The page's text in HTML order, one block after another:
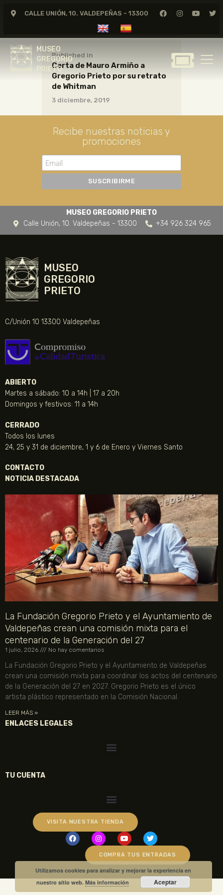
CALLE UNIÓN, 10. VALDEPEÑAS - 13300
MUSEO
GREGORIO
PRIETO
MUSEO
GREGORIO
GREGORIO PRIETO
MUSEO
ARCHIVO
CERTAMEN DE DIBUJO
FUNDACIÓN
TIENDA
NOTICIAS
Published in
Carta de Mauro Armiño a
Gregorio Prieto por su retrato
de Whitman
3 diciembre, 2019
Recibe nuestras noticias y
promociones
MUSEO GREGORIO PRIETO
Calle Unión, 10. Valdepeñas - 13300
+34 926 324 965
MUSEO
GREGORIO
PRIETO
C/Unión 10 13300 Valdepeñas
ABIERTO
Martes a sábado: 10 a 14h | 17 a 20h
Domingos y festivos: 11 a 14h
CERRADO
Todos los lunes
24, 25 y 31 de diciembre, 1 y 6 de Enero y Viernes Santo
CONTACTO
NOTICIA DESTACADA
La Fundación Gregorio Prieto y el Ayuntamiento de
Valdepeñas crean una comisión mixta para el
centenario de la Generación del 27
1 julio, 2026 No hay comentarios
La Fundación Gregorio Prieto y el Ayuntamiento de Valdepeñas
crean una comisión mixta para coordinar los actos del centenario
de la Generación del 27 en 2027. Gregorio Prieto es el único
artista plástico representado en la Comisión Nacional.
LEER MÁS »
ENLACES LEGALES
TU CUENTA
VISITA NUESTRA TIENDA
COMPRA TUS ENTRADAS
Utilizamos cookies para analizar y mejorar la experiencia en
nuestro sitio web.Más información Aceptar